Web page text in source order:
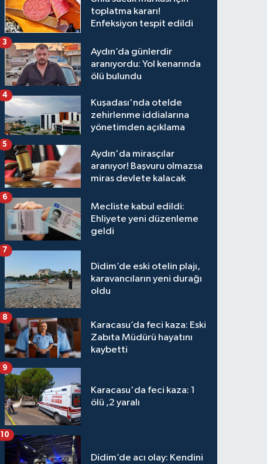
toplatma kararı!
Enfeksiyon tespit edildi
Aydın’da günlerdir
aranıyordu: Yol kenarında
ölü bulundu
3
Kuşadası'nda otelde
zehirlenme iddialarına
yönetimden açıklama
4
Aydın'da mirasçılar
aranıyor! Başvuru olmazsa
miras devlete kalacak
5
Mecliste kabul edildi:
Ehliyete yeni düzenleme
geldi
6
Didim’de eski otelin plajı,
karavancıların yeni durağı
oldu
7
Karacasu’da feci kaza: Eski
Zabıta Müdürü hayatını
kaybetti
8
Karacasu'da feci kaza: 1
ölü ,2 yaralı
9
Didim’de acı olay: Kendini
10